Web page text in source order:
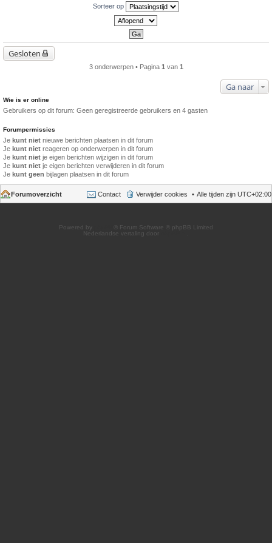
Sorteer op
Gesloten
3 onderwerpen • Pagina 1 van 1
Ga naar
Wie is er online
Gebruikers op dit forum: Geen geregistreerde gebruikers en 4 gasten
Forumpermissies
Je kunt niet nieuwe berichten plaatsen in dit forum
Je kunt niet reageren op onderwerpen in dit forum
Je kunt niet je eigen berichten wijzigen in dit forum
Je kunt niet je eigen berichten verwijderen in dit forum
Je kunt geen bijlagen plaatsen in dit forum
Forumoverzicht Alle tijden zijn UTC+02:00
Verwijder cookies
Contact
Powered by
® Forum Software © phpBB Limited
Nederlandse vertaling door
.